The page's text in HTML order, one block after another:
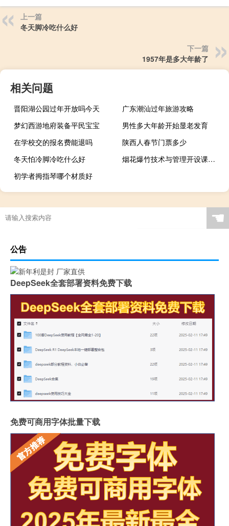
上一篇
冬天脚冷吃什么好
下一篇
1957年是多大年龄了
相关问题
晋阳湖公园过年开放吗今天
广东潮汕过年旅游攻略
梦幻西游地府装备平民宝宝
男性多大年龄开始显老发育
在学校交的报名费能退吗
陕西人春节门票多少
冬天怕冷脚冷吃什么好
烟花爆竹技术与管理开设课程有哪些
初学者拇指琴哪个材质好
☚
公告
DeepSeek全套部署资料免费下载
免费可商用字体批量下载